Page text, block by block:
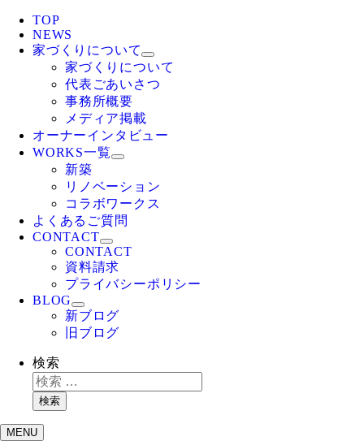
TOP
NEWS
家づくりについて
家づくりについて
代表ごあいさつ
事務所概要
メディア掲載
オーナーインタビュー
WORKS一覧
新築
リノベーション
コラボワークス
よくあるご質問
CONTACT
CONTACT
資料請求
プライバシーポリシー
BLOG
新ブログ
旧ブログ
検索
検索
MENU